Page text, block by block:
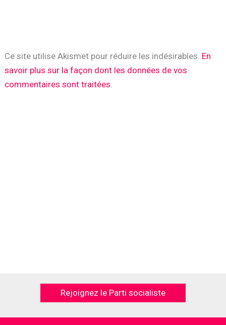
Ce site utilise Akismet pour réduire les indésirables. En
savoir plus sur la façon dont les données de vos
commentaires sont traitées
Rejoignez le Parti socialiste